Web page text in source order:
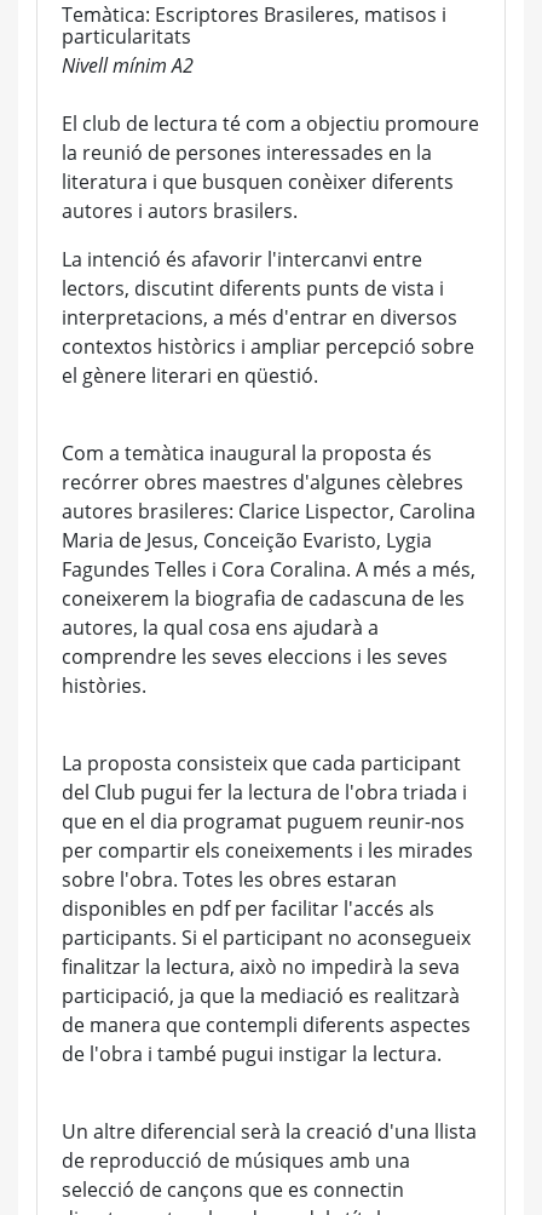
Temàtica: Escriptores Brasileres, matisos i
particularitats
Nivell mínim A2
El club de lectura té com a objectiu promoure
la reunió de persones interessades en la
literatura i que busquen conèixer diferents
autores i autors brasilers.
La intenció és afavorir l'intercanvi entre
lectors, discutint diferents punts de vista i
interpretacions, a més d'entrar en diversos
contextos històrics i ampliar percepció sobre
el gènere literari en qüestió.
Com a temàtica inaugural la proposta és
recórrer obres maestres d'algunes cèlebres
autores brasileres: Clarice Lispector, Carolina
Maria de Jesus, Conceição Evaristo, Lygia
Fagundes Telles i Cora Coralina. A més a més,
coneixerem la biografia de cadascuna de les
autores, la qual cosa ens ajudarà a
comprendre les seves eleccions i les seves
històries.
La proposta consisteix que cada participant
del Club pugui fer la lectura de l'obra triada i
que en el dia programat puguem reunir-nos
per compartir els coneixements i les mirades
sobre l'obra. Totes les obres estaran
disponibles en pdf per facilitar l'accés als
participants. Si el participant no aconsegueix
finalitzar la lectura, això no impedirà la seva
participació, ja que la mediació es realitzarà
de manera que contempli diferents aspectes
de l'obra i també pugui instigar la lectura.
Un altre diferencial serà la creació d'una llista
de reproducció de músiques amb una
selecció de cançons que es connectin